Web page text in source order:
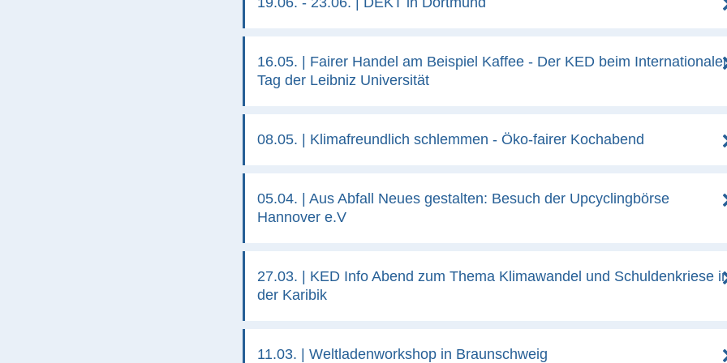
16.05. | Fairer Handel am Beispiel Kaffee - Der KED beim
Tag der Leibniz Universität
08.05. | Klimafreundlich schlemmen - Öko-fairer Kochabend
05.04. | Aus Abfall Neues gestalten: Besuch der Upcyclingbörse
Hannover e.V
27.03. | KED Info Abend zum Thema Klimawandel und Schuldenkriese
der Karibik
11.03. | Weltladenworkshop in Braunschweig